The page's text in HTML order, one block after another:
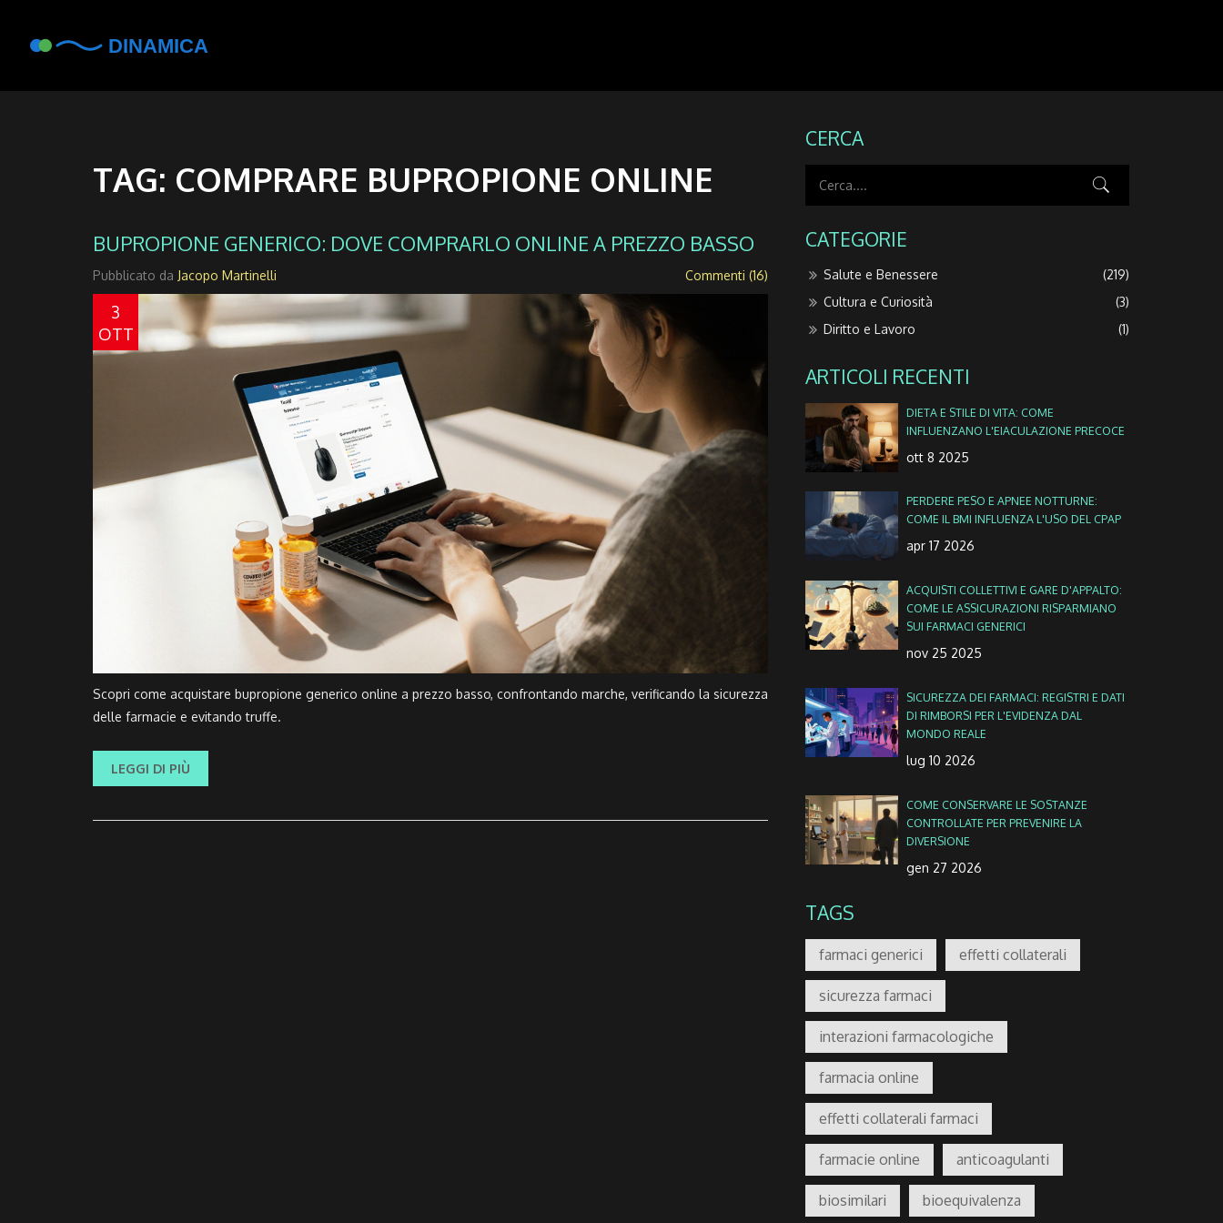
TAG: COMPRARE BUPROPIONE ONLINE
BUPROPIONE GENERICO: DOVE COMPRARLO ONLINE A PREZZO BASSO
Pubblicato da Jacopo Martinelli Commenti (16)
3
OTT
Scopri come acquistare bupropione generico online a prezzo basso, confrontando marche, verificando la sicurezza
delle farmacie e evitando truffe.
LEGGI DI PIÙ
CERCA
CATEGORIE
Salute e Benessere
(219)
Cultura e Curiosità
(3)
Diritto e Lavoro
(1)
ARTICOLI RECENTI
DIETA E STILE DI VITA: COME
INFLUENZANO L'EIACULAZIONE PRECOCE
ott 8 2025
PERDERE PESO E APNEE NOTTURNE:
COME IL BMI INFLUENZA L'USO DEL CPAP
apr 17 2026
ACQUISTI COLLETTIVI E GARE D'APPALTO:
COME LE ASSICURAZIONI RISPARMIANO
SUI FARMACI GENERICI
nov 25 2025
SICUREZZA DEI FARMACI: REGISTRI E DATI
DI RIMBORSI PER L'EVIDENZA DAL
MONDO REALE
lug 10 2026
COME CONSERVARE LE SOSTANZE
CONTROLLATE PER PREVENIRE LA
DIVERSIONE
gen 27 2026
TAGS
farmaci generici effetti collaterali
sicurezza farmaci
interazioni farmacologiche
farmacia online
effetti collaterali farmaci
farmacie online anticoagulanti
biosimilari bioequivalenza